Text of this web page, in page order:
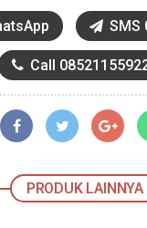
SMS
Call